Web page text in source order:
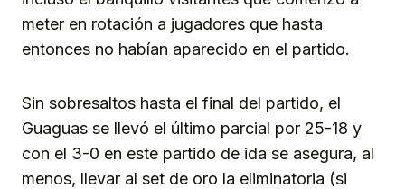
meter en rotación a jugadores que hasta
entonces no habían aparecido en el partido.
Sin sobresaltos hasta el final del partido, el
Guaguas se llevó el último parcial por 25-18 y
con el 3-0 en este partido de ida se asegura, al
menos, llevar al set de oro la eliminatoria (si